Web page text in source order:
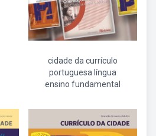
cidade da currículo
portuguesa língua
ensino fundamental